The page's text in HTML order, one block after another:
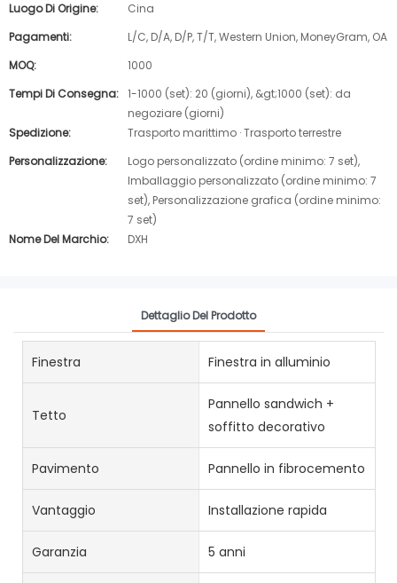
Luogo Di Origine:
Cina
Pagamenti:
L/C, D/A, D/P, T/T, Western Union, MoneyGram, OA
MOQ:
1000
Tempi Di Consegna: 1-1000 (set): 20 (giorni), &gt;1000 (set): da
negoziare (giorni)
Spedizione:
Trasporto marittimo · Trasporto terrestre
Personalizzazione:
Logo personalizzato (ordine minimo: 7 set),
Imballaggio personalizzato (ordine minimo: 7
set), Personalizzazione grafica (ordine minimo:
7 set)
Nome Del Marchio:
DXH
Dettaglio Del Prodotto
Finestra Finestra in alluminio
Tetto
Pannello sandwich +
soffitto decorativo
Pavimento Pannello in fibrocemento
Vantaggio Installazione rapida
Garanzia 5 anni